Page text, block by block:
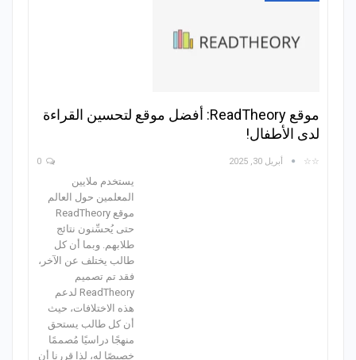
موقع ReadTheory: أفضل موقع لتحسين القراءة
لدى الأطفال!
☆☆ أبريل 30, 2025
يستخدم ملايين
المعلمين حول العالم
موقع ReadTheory
حتى يُحسِّنون نتائج
طلابهم. وبما أن كل
طالب يختلف عن الآخر،
فقد تم تصميم
ReadTheory لدعم
هذه الاختلافات، حيث
أن كل طالب يستحق
منهجًا دراسيًا مُصممًا
خصيصًا له، لذا قررنا أن